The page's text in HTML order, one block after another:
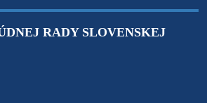
RADY SLOVENSKEJ